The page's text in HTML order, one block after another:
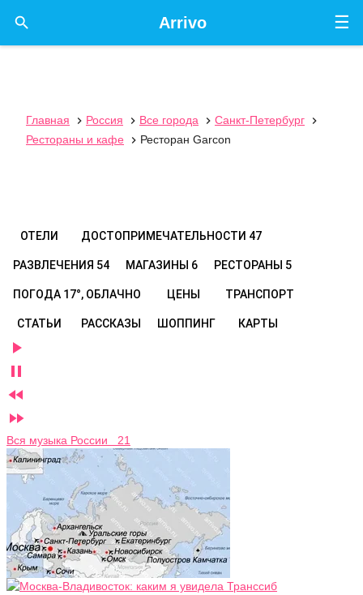
☰
Arrivo

Главная  Россия  Все города  Санкт-Петербург

Рестораны и кафе
 Ресторан Garcon
ОТЕЛИ ДОСТОПРИМЕЧАТЕЛЬНОСТИ 47
РАЗВЛЕЧЕНИЯ 54 МАГАЗИНЫ 6 РЕСТОРАНЫ 5
ПОГОДА 17°, ОБЛАЧНО ЦЕНЫ ТРАНСПОРТ
СТАТЬИ РАССКАЗЫ ШОППИНГ КАРТЫ




Вся музыка России 21